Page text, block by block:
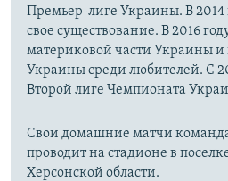
Премьер-лиге Украины. В 2014
свое существование. В 2016
материковой части Украины
Украины среди любителей. С
Второй лиге Чемпионата
Свои домашние матчи
проводит на стадионе в
Херсонской области.